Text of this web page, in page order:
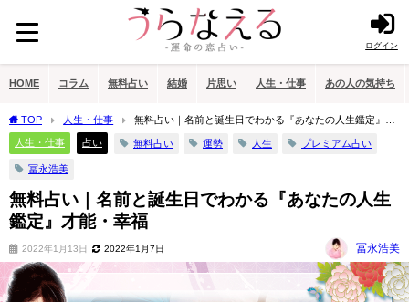
ログイン
HOME コラム 無料占い 結婚 片思い 人生・仕事 あの人の気持ち
TOP 人生・仕事
無料占い｜名前と誕生日でわかる『あなたの人生鑑定』才
能・幸福
人生・仕事 占い 無料占い 運勢 人生 プレミアム占い
冨永浩美
無料占い｜名前と誕生日でわかる『あなたの人生
鑑定』才能・幸福
2022年1月13日 2022年1月7日 冨永浩美